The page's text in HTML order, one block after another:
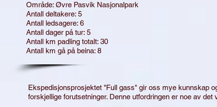
Område: Øvre Pasvik Nasjonalpark
Antall deltakere: 5
Antall ledsagere: 6
Antall dager på tur: 5
Antall km padling totalt: 30
Antall km gå på beina: 8
Ekspedisjonsprosjektet "Full gass" gir oss mye kunnskap
forskjellige forutsetninger. Denne utfordringen er noe av